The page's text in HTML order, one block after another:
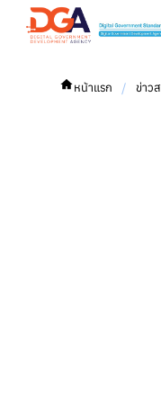
หน้าแรก / ข่าว